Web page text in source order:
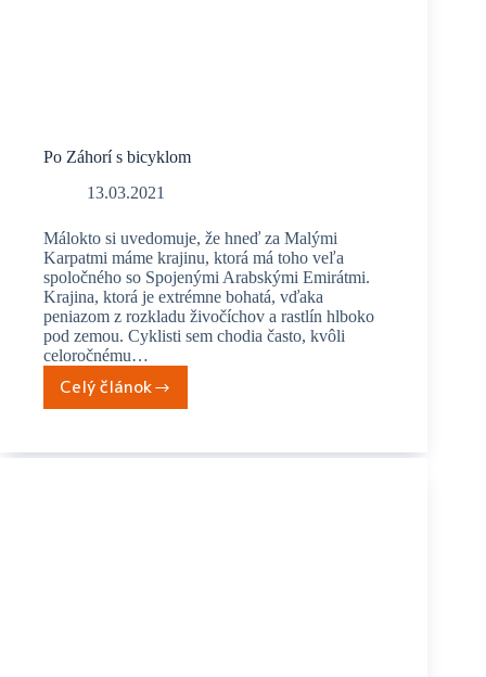
Po Záhorí s bicyklom
13.03.2021
Málokto si uvedomuje, že hneď za Malými
Karpatmi máme krajinu, ktorá má toho veľa
spoločného so Spojenými Arabskými Emirátmi.
Krajina, ktorá je extrémne bohatá, vďaka
peniazom z rozkladu živočíchov a rastlín hlboko
pod zemou. Cyklisti sem chodia často, kvôli
celoročnému…
Celý článok
Po